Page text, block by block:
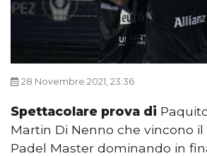
28 Novembre 2021, 23:36
Spettacolare prova di
Martin Di Nenno che vincono il
Padel Master dominando in